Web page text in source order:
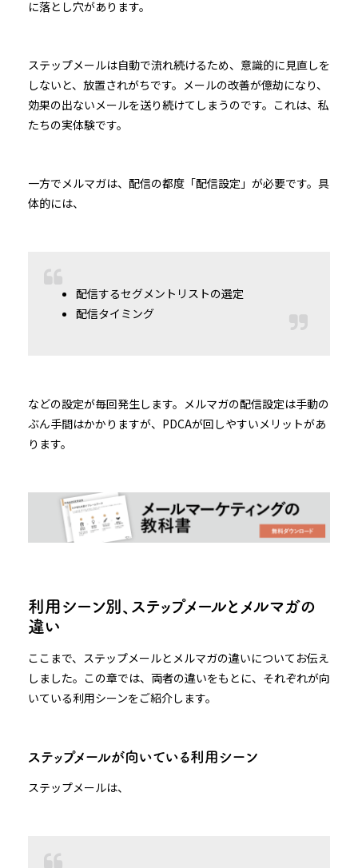
に落とし穴があります。
ステップメールは自動で流れ続けるため、意識的に見直しを
しないと、放置されがちです。メールの改善が億劫になり、
効果の出ないメールを送り続けてしまうのです。これは、私
たちの実体験です。
一方でメルマガは、配信の都度「配信設定」が必要です。具
体的には、
配信するセグメントリストの選定
配信タイミング
などの設定が毎回発生します。メルマガの配信設定は手動の
ぶん手間はかかりますが、PDCAが回しやすいメリットがあ
ります。
利用シーン別、ステップメールとメルマガの
違い
ここまで、ステップメールとメルマガの違いについてお伝え
しました。この章では、両者の違いをもとに、それぞれが向
いている利用シーンをご紹介します。
ステップメールが向いている利用シーン
ステップメールは、